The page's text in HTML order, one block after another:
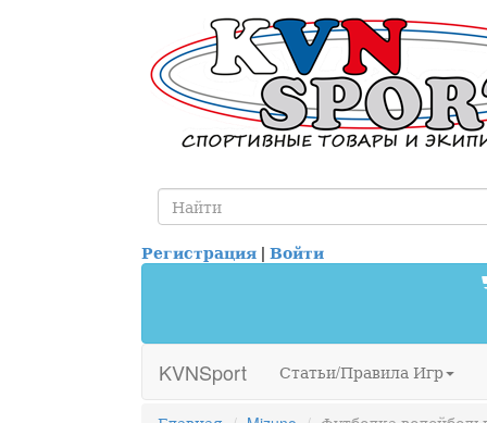
Регистрация | Войти
KVNSport Статьи/Правила Игр